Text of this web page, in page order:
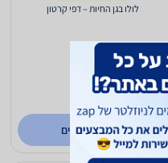
לולו בגן החיות – דפי קרטון
50
משלוח חינם
אספקה: באתר
ב- קינג בייבי
4.8
(218)
לפרטים נוספים